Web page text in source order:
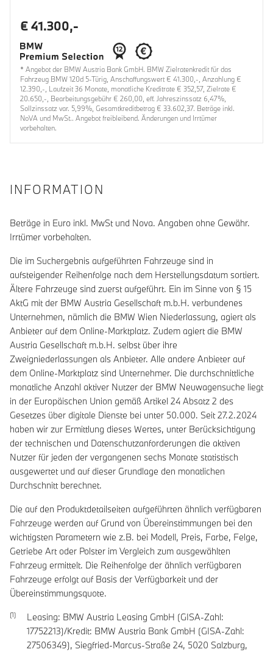
€ 41.300,-
* Angebot der BMW Austria Bank GmbH. BMW Zielratenkredit für das
Fahrzeug BMW 120d 5-Türig, Anschaffungswert € 41.300,-, Anzahlung €
12.390,-, Laufzeit 36 Monate, monatliche Kreditrate € 352,57, Zielrate €
20.650,-, Bearbeitungsgebühr € 260,00, eff. Jahreszinssatz 6,47%,
Sollzinssatz var. 5,99%, Gesamtkreditbetrag € 33.602,37. Beträge inkl.
NoVA und MwSt.. Angebot freibleibend. Änderungen und Irrtümer
vorbehalten.
INFORMATION
Beträge in Euro inkl. MwSt und Nova. Angaben ohne Gewähr.
Irrtümer vorbehalten.
Die im Suchergebnis aufgeführten Fahrzeuge sind in
aufsteigender Reihenfolge nach dem Herstellungsdatum sortiert.
Ältere Fahrzeuge sind zuerst aufgeführt. Ein im Sinne von § 15
AktG mit der BMW Austria Gesellschaft m.b.H. verbundenes
Unternehmen, nämlich die BMW Wien Niederlassung, agiert als
Anbieter auf dem Online-Marktplatz. Zudem agiert die BMW
Austria Gesellschaft m.b.H. selbst über ihre
Zweigniederlassungen als Anbieter. Alle andere Anbieter auf
dem Online-Marktplatz sind Unternehmer. Die durchschnittliche
monatliche Anzahl aktiver Nutzer der BMW Neuwagensuche liegt
in der Europäischen Union gemäß Artikel 24 Absatz 2 des
Gesetzes über digitale Dienste bei unter 50.000. Seit 27.2.2024
haben wir zur Ermittlung dieses Wertes, unter Berücksichtigung
der technischen und Datenschutzanforderungen die aktiven
Nutzer für jeden der vergangenen sechs Monate statistisch
ausgewertet und auf dieser Grundlage den monatlichen
Durchschnitt berechnet.
Die auf den Produktdetailseiten aufgeführten ähnlich verfügbaren
Fahrzeuge werden auf Grund von Übereinstimmungen bei den
wichtigsten Parametern wie z.B. bei Modell, Preis, Farbe, Felge,
Getriebe Art oder Polster im Vergleich zum ausgewählten
Fahrzeug ermittelt. Die Reihenfolge der ähnlich verfügbaren
Fahrzeuge erfolgt auf Basis der Verfügbarkeit und der
Übereinstimmungsquote.
Leasing: BMW Austria Leasing GmbH (GISA-Zahl:
17752213)/Kredit: BMW Austria Bank GmbH (GISA-Zahl:
27506349), Siegfried-Marcus-Straße 24, 5020 Salzburg,